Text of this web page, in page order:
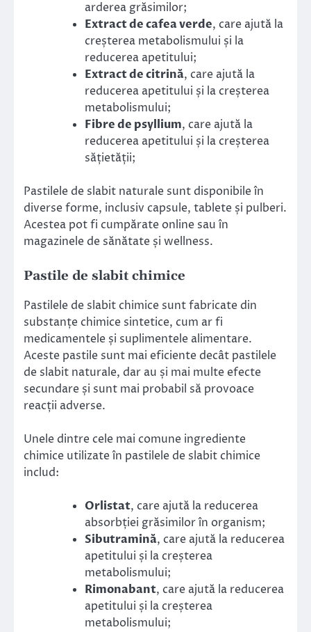
arderea grăsimilor;
Extract de cafea verde, care ajută la
creșterea metabolismului și la
reducerea apetitului;
Extract de citrină, care ajută la
reducerea apetitului și la creșterea
metabolismului;
Fibre de psyllium, care ajută la
reducerea apetitului și la creșterea
sățietății;
Pastilele de slabit naturale sunt disponibile în
diverse forme, inclusiv capsule, tablete și pulberi.
Acestea pot fi cumpărate online sau în
magazinele de sănătate și wellness.
Pastile de slabit chimice
Pastilele de slabit chimice sunt fabricate din
substanțe chimice sintetice, cum ar fi
medicamentele și suplimentele alimentare.
Aceste pastile sunt mai eficiente decât pastilele
de slabit naturale, dar au și mai multe efecte
secundare și sunt mai probabil să provoace
reacții adverse.
Unele dintre cele mai comune ingrediente
chimice utilizate în pastilele de slabit chimice
includ:
Orlistat, care ajută la reducerea
absorbției grăsimilor în organism;
Sibutramină, care ajută la reducerea
apetitului și la creșterea
metabolismului;
Rimonabant, care ajută la reducerea
apetitului și la creșterea
metabolismului;